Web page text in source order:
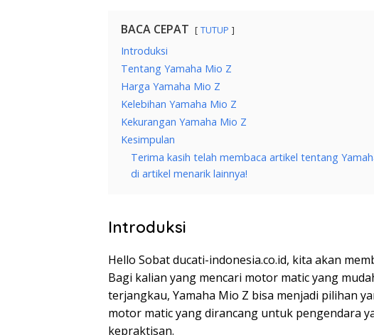
BACA CEPAT TUTUP
Introduksi
Tentang Yamaha Mio Z
Harga Yamaha Mio Z
Kelebihan Yamaha Mio Z
Kekurangan Yamaha Mio Z
Kesimpulan
Terima kasih telah membaca artikel tentang
di artikel menarik lainnya!
Introduksi
Hello Sobat ducati-indonesia.co.id, kita akan
Bagi kalian yang mencari motor matic yang
terjangkau, Yamaha Mio Z bisa menjadi pilihan
motor matic yang dirancang untuk pengendara
kepraktisan.